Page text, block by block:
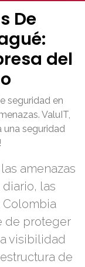
De
del
seguridad en
ValuIT,
una seguridad
amenazas
las
Colombia
de proteger
visibilidad
de